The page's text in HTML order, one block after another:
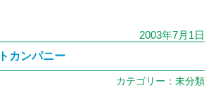
2003年7月1日
カンパニー
カテゴリー： 未分類